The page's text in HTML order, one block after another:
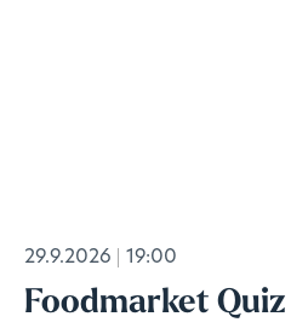
29.9.2026 19:00
Foodmarket Quiz